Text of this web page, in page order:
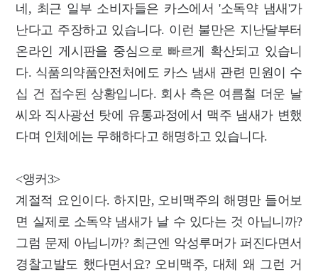
네, 최근 일부 소비자들은 카스에서 '소독약 냄새'가
난다고 주장하고 있습니다. 이런 불만은 지난달부터
온라인 게시판을 중심으로 빠르게 확산되고 있습니
다. 식품의약품안전처에도 카스 냄새 관련 민원이 수
십 건 접수된 상황입니다. 회사 측은 여름철 더운 날
씨와 직사광선 탓에 유통과정에서 맥주 냄새가 변했
다며 인체에는 무해하다고 해명하고 있습니다.
<앵커3>
계절적 요인이다. 하지만, 오비맥주의 해명만 들어보
면 실제로 소독약 냄새가 날 수 있다는 것 아닙니까?
그럼 문제 아닙니까? 최근엔 악성루머가 퍼진다면서
경찰고발도 했다면서요? 오비맥주, 대체 왜 그런 거